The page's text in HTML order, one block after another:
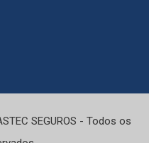
SEGUROS - Todos os